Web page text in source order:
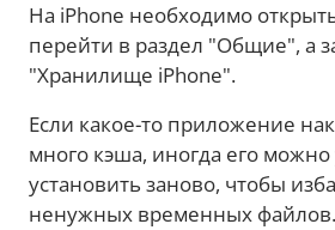
На iPhone необходимо
перейти в раздел "Общие", а
"Хранилище iPhone".
Если какое-то приложение
много кэша, иногда его можно
установить заново, чтобы
ненужных временных файлов.